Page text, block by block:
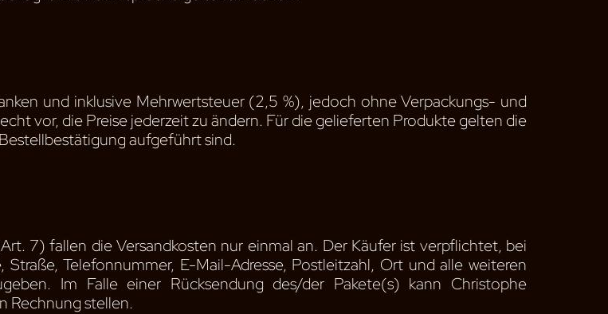
und inklusive Mehrwertsteuer (2,5 %), jedoch ohne Verpackungs- und
vor, die Preise jederzeit zu ändern. Für die gelieferten Produkte gelten die
aufgeführt sind.
7) fallen die Versandkosten nur einmal an. Der Käufer ist verpflichtet, bei
Telefonnummer, E-Mail-Adresse, Postleitzahl, Ort und alle weiteren
Im Falle einer Rücksendung des/der Pakete(s) kann Christophe
Rechnung stellen.